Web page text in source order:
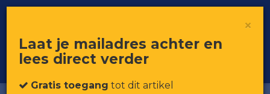
Voor professionals in retail & brands
Toggle
×
Laat je mailadres achter en
lees direct verder
Gratis toegang tot dit artikel